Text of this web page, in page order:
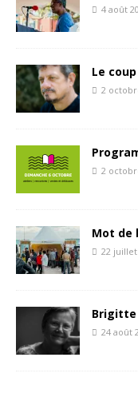
4 août
Le
2
2
Mot de
22 juillet
Brigitte
24 août